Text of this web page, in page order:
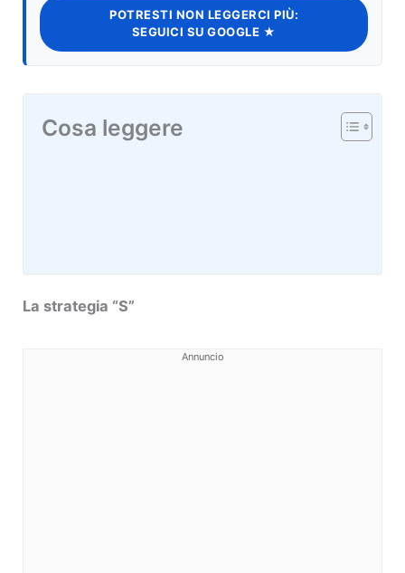
POTRESTI NON LEGGERCI PIÙ:
SEGUICI SU GOOGLE ★
Cosa leggere
La strategia “S”
Annuncio